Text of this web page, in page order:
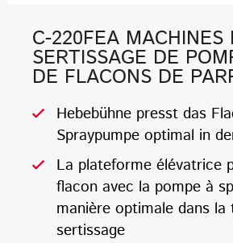
C-220FEA MACHINES
SERTISSAGE DE
DE FLACONS DE
Hebebühne presst das
Spraypumpe optimal in
La plateforme élévatrice
flacon avec la pompe à
manière optimale dans la
sertissage